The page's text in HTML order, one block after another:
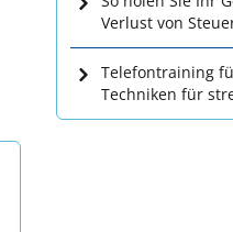
Verlust von
Telefontraining
Techniken für